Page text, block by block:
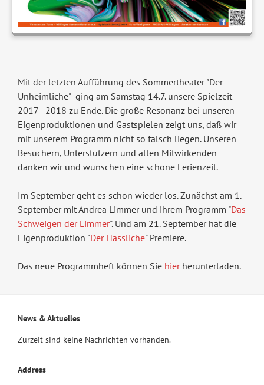
Mit der letzten Aufführung des Sommertheater "Der
Unheimliche" ging am Samstag 14.7. unsere Spielzeit
2017 - 2018 zu Ende. Die große Resonanz bei unseren
Eigenproduktionen und Gastspielen zeigt uns, daß wir
mit unserem Programm nicht so falsch liegen. Unseren
Besuchern, Unterstützern und allen Mitwirkenden
danken wir und wünschen eine schöne Ferienzeit.
Im September geht es schon wieder los. Zunächst am 1.
September mit Andrea Limmer und ihrem Programm "Das
Schweigen der Limmer". Und am 21. September hat die
Eigenproduktion "Der Hässliche" Premiere.
Das neue Programmheft können Sie hierherunterladen.
News & Aktuelles
Zurzeit sind keine Nachrichten vorhanden.
Address